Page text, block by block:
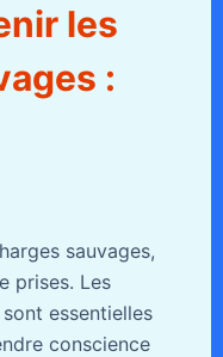
les
:
sauvages,
prises. Les
essentielles
conscience